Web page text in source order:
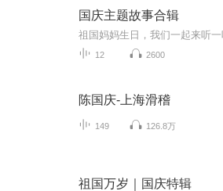
国庆主题故事合辑
12 2600
陈国庆-上海滑稽
149 126.8万
祖国万岁｜国庆特辑